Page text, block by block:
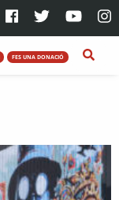
FES UNA DONACIÓ